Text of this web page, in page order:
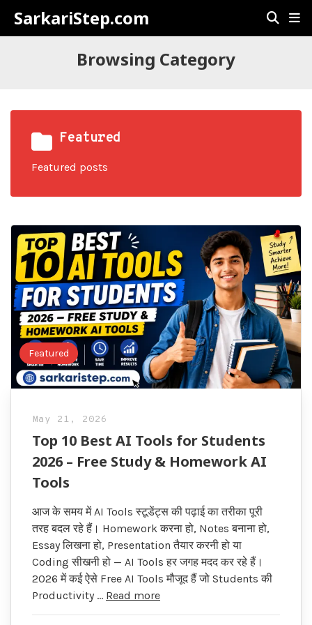
SarkariStep.com
Browsing Category
Featured
Featured posts
Featured
May 21, 2026
Top 10 Best AI Tools for Students
2026 – Free Study & Homework AI
Tools
आज के समय में AI Tools स्टूडेंट्स की पढ़ाई का तरीका पूरी
तरह बदल रहे हैं। Homework करना हो, Notes बनाना हो,
Essay लिखना हो, Presentation तैयार करनी हो या
Coding सीखनी हो — AI Tools हर जगह मदद कर रहे हैं।
2026 में कई ऐसे Free AI Tools मौजूद हैं जो Students की
Productivity … Read more